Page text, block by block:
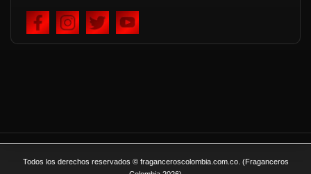
Todos los derechos reservados © fraganceroscolombia.com.co. (Fraganceros